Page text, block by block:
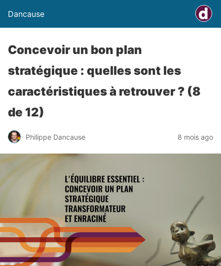
Dancause
Concevoir un bon plan
stratégique : quelles sont les
caractéristiques à retrouver ? (8
de 12)
Philippe Dancause 8 mois ago